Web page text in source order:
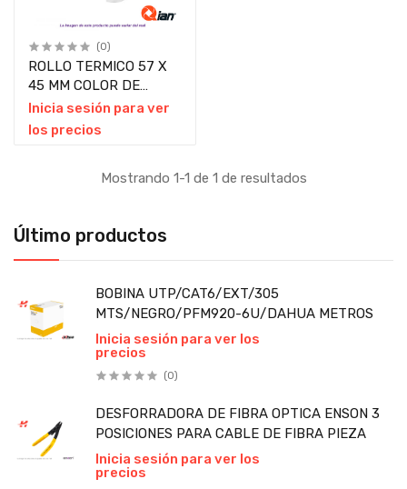
Último productos
BOBINA UTP/CAT6/EXT/305
MTS/NEGRO/PFM920-6U/DAHUA METROS
Inicia sesión para ver los
precios
(0)
DESFORRADORA DE FIBRA OPTICA ENSON 3
POSICIONES PARA CABLE DE FIBRA PIEZA
Inicia sesión para ver los
precios
(0)
ROLLO TERMICO 57 X
45 MM COLOR DE
IMAGEN NEGRO PIEZA
Inicia sesión para ver
los precios
Mostrando 1-1 de 1 de resultados